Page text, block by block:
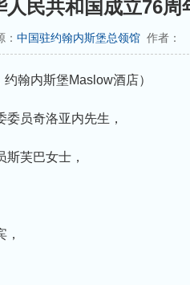
民共和国成立76周
中国驻约翰内斯堡总领馆作者：
约翰内斯堡Maslow酒店）
员奇洛亚内先生，
芙巴女士，